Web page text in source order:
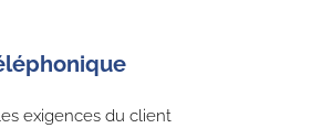
exigences du client